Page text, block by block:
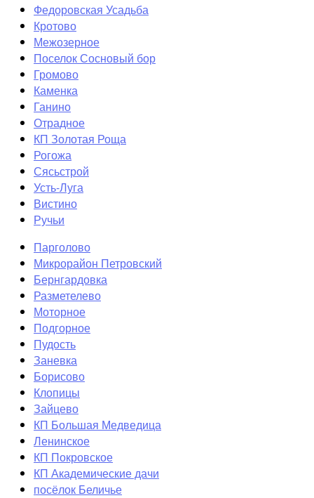
Федоровская Усадьба
Кротово
Межозерное
Поселок Сосновый бор
Громово
Каменка
Ганино
Отрадное
КП Золотая Роща
Рогожа
Сясьстрой
Усть-Луга
Вистино
Ручьи
Парголово
Микрорайон Петровский
Бернгардовка
Разметелево
Моторное
Подгорное
Пудость
Заневка
Борисово
Клопицы
Зайцево
КП Большая Медведица
Ленинское
КП Покровское
КП Академические дачи
посёлок Беличье